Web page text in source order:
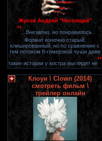
Жуков Андрей "Неспящий"
" ...Внезапно, но понравилось.
Формат конечно старый,
клишированный, но по сравнению с
тем потоком б-гомерзкой чуши даже
такие истории у костра выглядят не"
Клоун \ Clown (2014)
смотреть фильм \
трейлер онлайн